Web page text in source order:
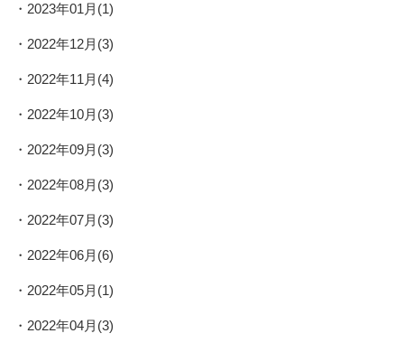
2023年01月(1)
2022年12月(3)
2022年11月(4)
2022年10月(3)
2022年09月(3)
2022年08月(3)
2022年07月(3)
2022年06月(6)
2022年05月(1)
2022年04月(3)